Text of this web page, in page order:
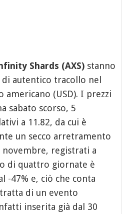
Shards (AXS) stanno
autentico tracollo nel
(USD). I prezzi
sabato scorso, 5
a 11.82, da cui è
un secco arretramento
registrati a
di quattro giornate è
-47% e, ciò che conta
di un evento
inserita già dal 30